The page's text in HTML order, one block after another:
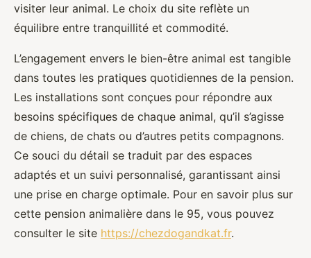
visiter leur animal. Le choix du site reflète un
équilibre entre tranquillité et commodité.
L’engagement envers le bien-être animal est tangible
dans toutes les pratiques quotidiennes de la pension.
Les installations sont conçues pour répondre aux
besoins spécifiques de chaque animal, qu’il s’agisse
de chiens, de chats ou d’autres petits compagnons.
Ce souci du détail se traduit par des espaces
adaptés et un suivi personnalisé, garantissant ainsi
une prise en charge optimale. Pour en savoir plus sur
cette pension animalière dans le 95, vous pouvez
consulter le site https://chezdogandkat.fr.